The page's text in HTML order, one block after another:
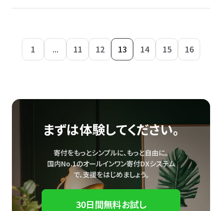
1 ... 11 12 13 14 15 16
まずは体験してください。
寄付をもっとシンプルに、もっと自由に。
国内No.1のオールインワン寄付DXシステム
で、支援をはじめましょう。
30日間無料お試し